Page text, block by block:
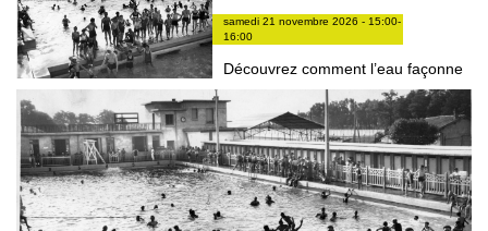
samedi 21 novembre 2026 - 15:00-
16:00
Découvrez comment l’eau façonne